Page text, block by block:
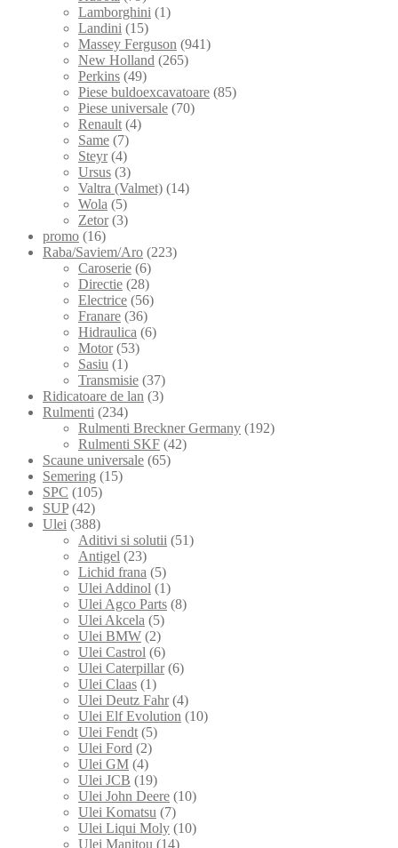
Lamborghini (1)
Landini (15)
Massey Ferguson (941)
New Holland (265)
Perkins (49)
Piese buldoexcavatoare (85)
Piese universale (70)
Renault (4)
Same (7)
Steyr (4)
Ursus (3)
Valtra (Valmet) (14)
Wola (5)
Zetor (3)
promo (16)
Raba/Saviem/Aro (223)
Caroserie (6)
Directie (28)
Electrice (56)
Franare (36)
Hidraulica (6)
Motor (53)
Sasiu (1)
Transmisie (37)
Ridicatoare de lan (3)
Rulmenti (234)
Rulmenti Breckner Germany (192)
Rulmenti SKF (42)
Scaune universale (65)
Semering (15)
SPC (105)
SUP (42)
Ulei (388)
Aditivi si solutii (51)
Antigel (23)
Lichid frana (5)
Ulei Addinol (1)
Ulei Agco Parts (8)
Ulei Akcela (5)
Ulei BMW (2)
Ulei Castrol (6)
Ulei Caterpillar (6)
Ulei Claas (1)
Ulei Deutz Fahr (4)
Ulei Elf Evolution (10)
Ulei Fendt (5)
Ulei Ford (2)
Ulei GM (4)
Ulei JCB (19)
Ulei John Deere (10)
Ulei Komatsu (7)
Ulei Liqui Moly (10)
Ulei Manitou (14)